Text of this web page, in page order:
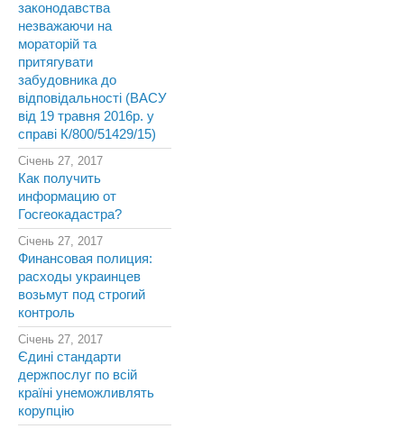
законодавства
незважаючи на
мораторій та
притягувати
забудовника до
відповідальності (ВАСУ
від 19 травня 2016р. у
справі К/800/51429/15)
Січень 27, 2017
Как получить
информацию от
Госгеокадастра?
Січень 27, 2017
Финансовая полиция:
расходы украинцев
возьмут под строгий
контроль
Січень 27, 2017
Єдині стандарти
держпослуг по всій
країні унеможливлять
корупцію